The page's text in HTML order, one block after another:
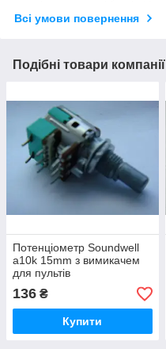
Всі умови повернення
Подібні товари компанії
Потенціометр Soundwell
a10k 15mm з вимикачем
для пультів
136 ₴
Купити